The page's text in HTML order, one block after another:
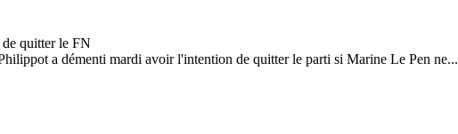
a démenti mardi avoir l'intention de quitter le parti si Marine Le Pen ne...